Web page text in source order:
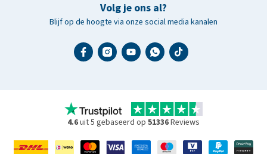
Volg je ons al?
Blijf op de hoogte via onze social media kanalen
4.6uit 5 gebaseerd op 51336Reviews